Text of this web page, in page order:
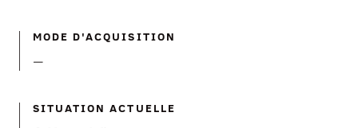
MODE D'ACQUISITION
—
SITUATION ACTUELLE